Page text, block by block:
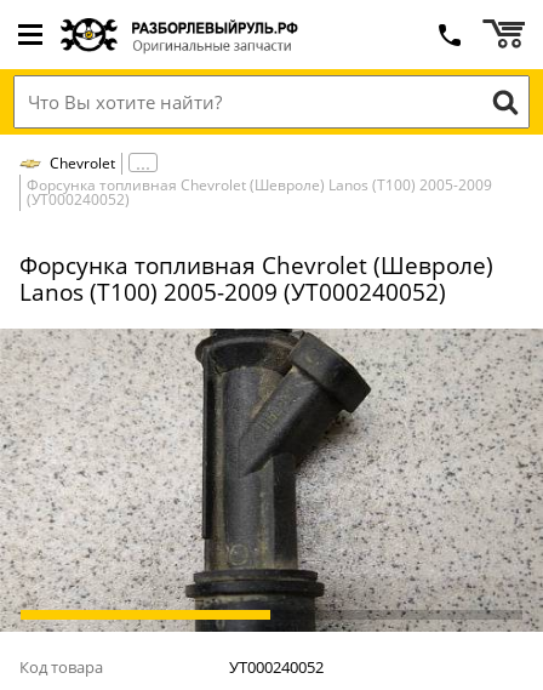
Chevrolet
Форсунка топливная Chevrolet (Шевроле) Lanos (Т100) 2005-2009
(УТ000240052)
Форсунка топливная Chevrolet (Шевроле)
Lanos (Т100) 2005-2009 (УТ000240052)
Код товара
УТ000240052